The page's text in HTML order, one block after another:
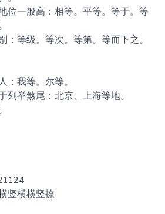
位一般高：相等。平等。等于。等
：等级。等次。等第。等而下之。
：我等。尔等。
列举煞尾：北京、上海等地。
竖横横竖捺